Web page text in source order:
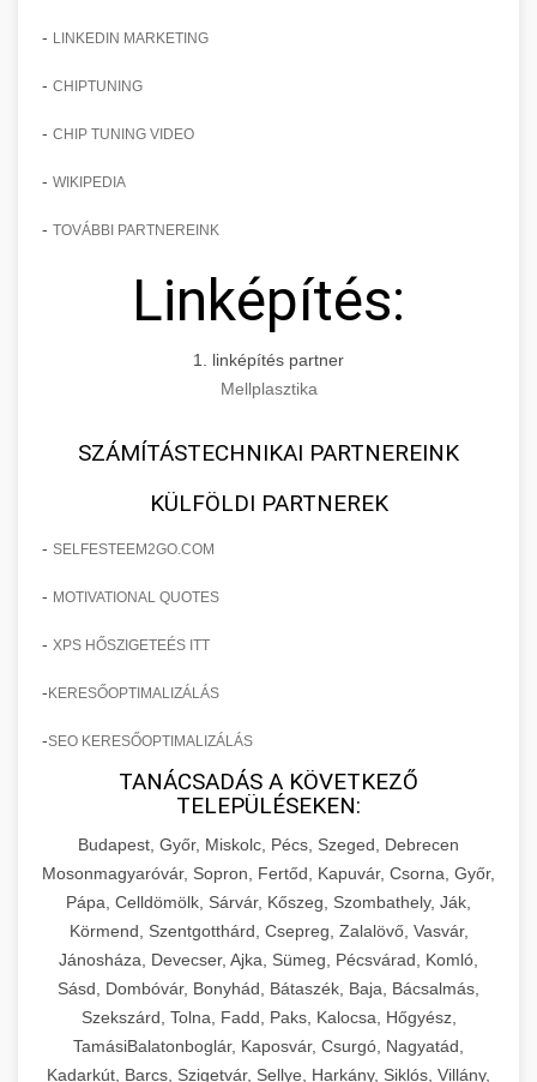
- LINKEDIN MARKETING
- CHIPTUNING
- CHIP TUNING VIDEO
- WIKIPEDIA
- TOVÁBBI PARTNEREINK
Linképítés:
1. linképítés partner
Mellplasztika
SZÁMÍTÁSTECHNIKAI PARTNEREINK
KÜLFÖLDI PARTNEREK
- SELFESTEEM2GO.COM
- MOTIVATIONAL QUOTES
- XPS HŐSZIGETEÉS ITT
- KERESŐOPTIMALIZÁLÁS
-SEO KERESŐOPTIMALIZÁLÁS
TANÁCSADÁS A KÖVETKEZŐ
TELEPÜLÉSEKEN:
Budapest, Győr, Miskolc, Pécs, Szeged, Debrecen
Mosonmagyaróvár, Sopron, Fertőd, Kapuvár, Csorna, Győr,
Pápa, Celldömölk, Sárvár, Kőszeg, Szombathely, Ják,
Körmend, Szentgotthárd, Csepreg, Zalalövő, Vasvár,
Jánosháza, Devecser, Ajka, Sümeg, Pécsvárad, Komló,
Sásd, Dombóvár, Bonyhád, Bátaszék, Baja, Bácsalmás,
Szekszárd, Tolna, Fadd, Paks, Kalocsa, Hőgyész,
TamásiBalatonboglár, Kaposvár, Csurgó, Nagyatád,
Kadarkút, Barcs, Szigetvár, Sellye, Harkány, Siklós, Villány,